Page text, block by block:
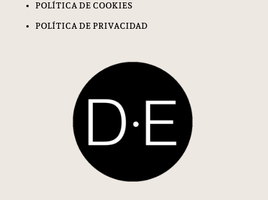
POLÍTICA DE COOKIES
POLÍTICA DE PRIVACIDAD